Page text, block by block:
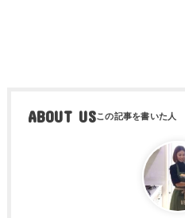
ABOUT US